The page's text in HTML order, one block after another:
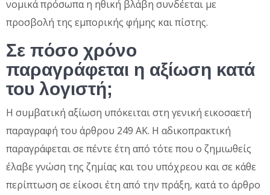
νομικά πρόσωπα η ηθική βλάβη συνδέεται με
προσβολή της εμπορικής φήμης και πίστης.
Σε πόσο χρόνο
παραγράφεται η αξίωση κατά
του λογιστή;
Η συμβατική αξίωση υπόκειται στη γενική εικοσαετή
παραγραφή του άρθρου 249 ΑΚ. Η αδικοπρακτική
παραγράφεται σε πέντε έτη από τότε που ο ζημιωθείς
έλαβε γνώση της ζημίας και του υπόχρεου και σε κάθε
περίπτωση σε είκοσι έτη από την πράξη, κατά το άρθρο